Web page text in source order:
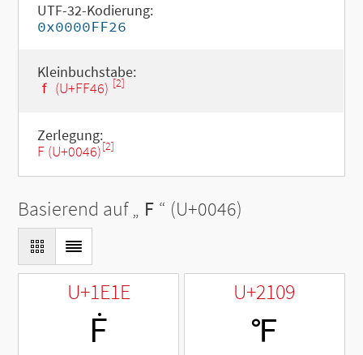
UTF-32-Kodierung:
0x0000FF26
Kleinbuchstabe:
ｆ (U+FF46) [2]
Zerlegung:
F (U+0046)[2]
Basierend auf „ F “ (U+0046)
U+1E1E
Ḟ
U+2109
℉